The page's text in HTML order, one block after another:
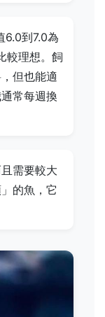
6.0到7.0為
較理想。飼
但也能適
常每週換
需要較大
的魚，它